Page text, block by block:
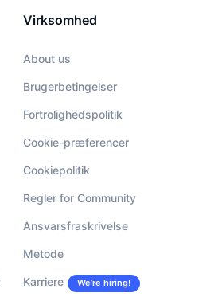
Virksomhed
About us
Brugerbetingelser
Fortrolighedspolitik
Cookie-præferencer
Cookiepolitik
Regler for Community
Ansvarsfraskrivelse
Metode
Karriere We’re hiring!